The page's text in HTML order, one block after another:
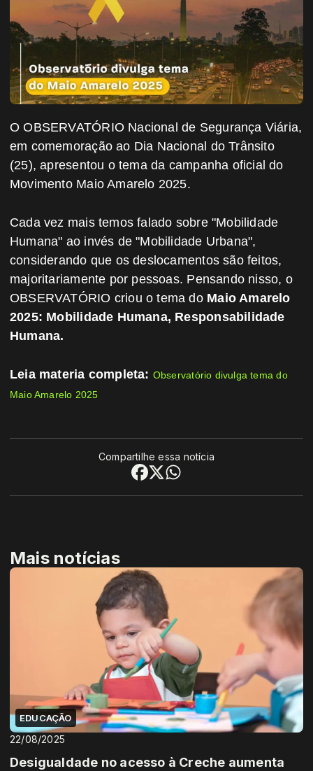
O OBSERVATÓRIO Nacional de Segurança Viária,
em comemoração ao Dia Nacional do Trânsito
(25), apresentou o tema da campanha oficial do
Movimento Maio Amarelo 2025.
Cada vez mais temos falado sobre "Mobilidade
Humana" ao invés de "Mobilidade Urbana",
considerando que os deslocamentos são feitos,
majoritariamente por pessoas. Pensando nisso, o
OBSERVATÓRIO criou o tema do Maio Amarelo
2025: Mobilidade Humana, Responsabilidade
Humana.
Leia materia completa: Observatório divulga tema do
Maio Amarelo 2025
Compartilhe essa notícia
Mais notícias
EDUCAÇÃO
22/08/2025
Desigualdade no acesso à Creche aumenta